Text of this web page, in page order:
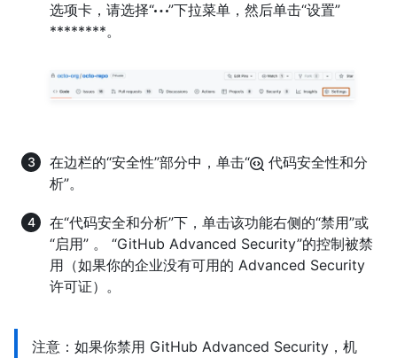
选项卡，请选择“
”下拉菜单，然后单击“设置”
********。
在边栏的“安全性”部分中，单击“
代码安全性和分
析”。
在“代码安全和分析”下，单击该功能右侧的“禁用”或
“启用” 。 “GitHub Advanced Security”的控制被禁
用（如果你的企业没有可用的 Advanced Security
许可证）。
注意：如果你禁用 GitHub Advanced Security，机